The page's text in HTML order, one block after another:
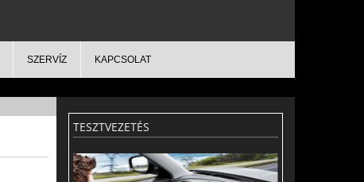
SZERVÍZ KAPCSOLAT
TESZTVEZETÉS